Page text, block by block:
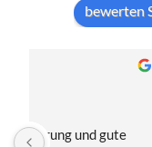
bewerten
Christa
Toller Shop,